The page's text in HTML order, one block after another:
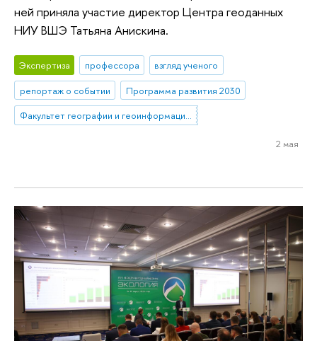
ней приняла участие директор Центра геоданных
НИУ ВШЭ Татьяна Анискина.
Экспертиза профессора
взгляд ученого
репортаж о событии
Программа развития 2030
Факультет географии и геоинформационных технологий
2 мая